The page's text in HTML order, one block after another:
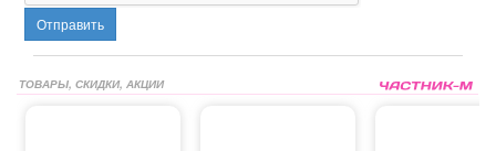
Отправить
ТОВАРЫ, СКИДКИ, АКЦИИ